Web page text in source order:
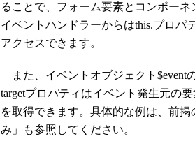
ることで、フォーム要素とコンポー
イベントハンドラーからはthis.プロパ
アクセスできます。
また、イベントオブジェクト$event
targetプロパティはイベント発生元の
を取得できます。具体的な例は、前
み」も参照してください。